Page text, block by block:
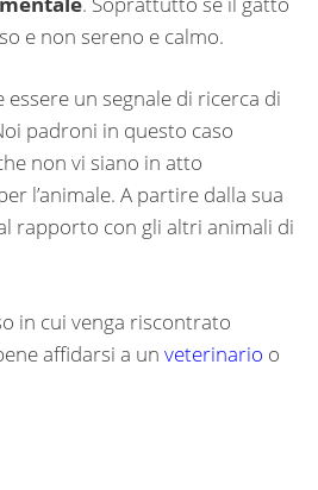
e non sereno e calmo.
un segnale di ricerca di
padroni in questo caso
non vi siano in atto
l’animale. A partire dalla sua
rapporto con gli altri animali di
in cui venga riscontrato
affidarsi a un veterinario o